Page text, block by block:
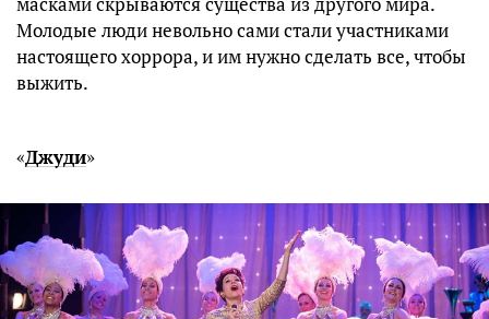
Молодые люди невольно сами стали участниками
настоящего хоррора, и им нужно сделать все, чтобы
выжить.
«Джуди»